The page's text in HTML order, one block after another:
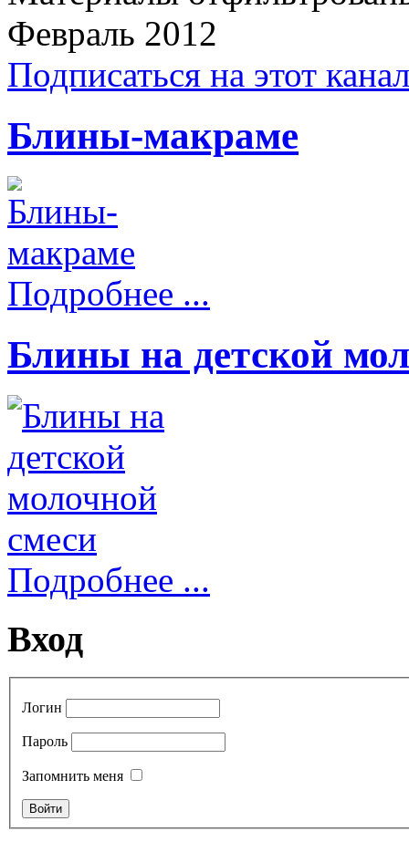
Февраль 2012
Подписаться на этот
Блины-макраме
Подробнее ...
Блины на детской
Подробнее ...
Вход
Логин
Пароль
Запомнить меня